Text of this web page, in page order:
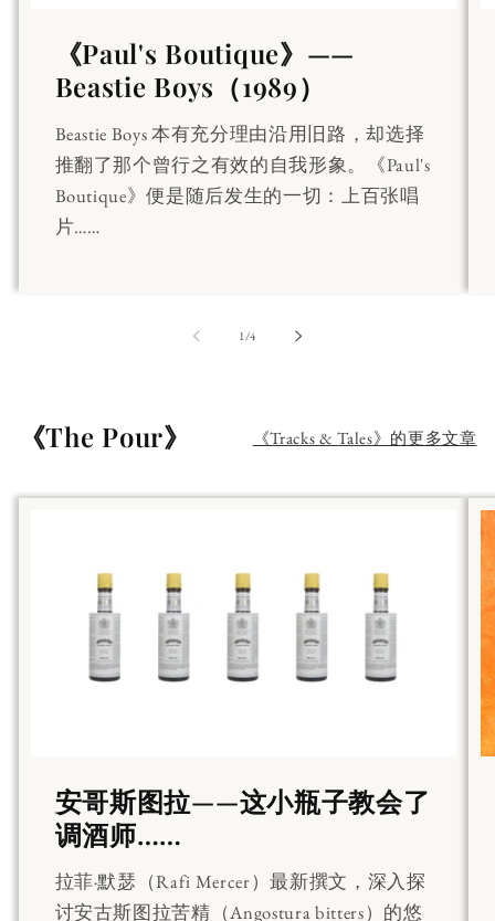
《Paul's Boutique》——
Beastie Boys（1989）
Beastie Boys 本有充分理由沿用旧路，却选择
推翻了那个曾行之有效的自我形象。《Paul's
Boutique》便是随后发生的一切：上百张唱
片……
1/第
4
《The Pour》 《Tracks & Tales》的更多文章
安哥斯图拉——这小瓶子教会了
调酒师……
拉菲·默瑟（Rafi Mercer）最新撰文，深入探
讨安古斯图拉苦精（Angostura bitters）的悠